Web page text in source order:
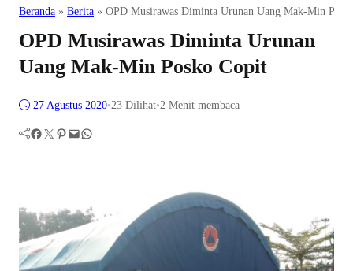
Beranda » Berita » OPD Musirawas Diminta Urunan Uang Mak-Min
OPD Musirawas Diminta Urunan
Uang Mak-Min Posko Copit
27 Agustus 2020•23 Dilihat•2 Menit membaca
Facebook Twitter Pinterest Mail WhatsApp